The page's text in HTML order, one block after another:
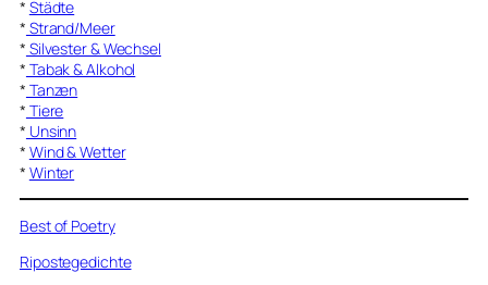
* Städte
* Strand/Meer
* Silvester & Wechsel
* Tabak & Alkohol
* Tanzen
* Tiere
* Unsinn
* Wind & Wetter
* Winter
Best of Poetry
Ripostegedichte